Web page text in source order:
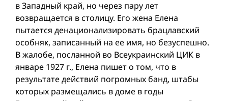
в Западный край, но через пару лет
возвращается в столицу. Его жена Елена
пытается денационализировать брацлавский
особняк, записанный на ее имя, но безуспешно.
В жалобе, посланной во Всеукраинский ЦИК в
январе 1927 г., Елена пишет о том, что в
результате действий погромных банд, штабы
которых размещались в доме в годы